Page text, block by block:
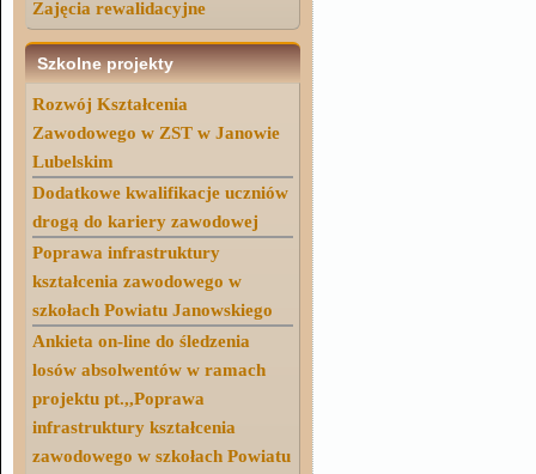
Zajęcia rewalidacyjne
Szkolne projekty
Rozwój Kształcenia
Zawodowego w ZST w Janowie
Lubelskim
Dodatkowe kwalifikacje uczniów
drogą do kariery zawodowej
Poprawa infrastruktury
kształcenia zawodowego w
szkołach Powiatu Janowskiego
Ankieta on-line do śledzenia
losów absolwentów w ramach
projektu pt.,,Poprawa
infrastruktury kształcenia
zawodowego w szkołach Powiatu